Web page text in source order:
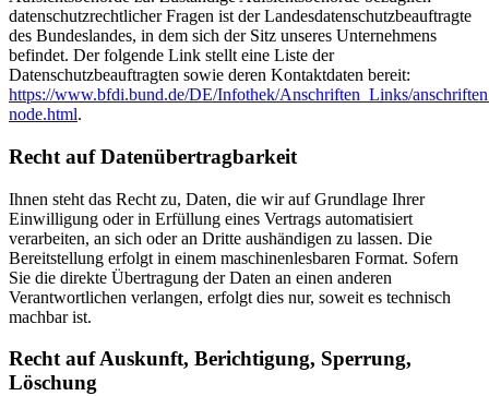
datenschutzrechtlicher Fragen ist der Landesdatenschutzbeauftragte
des Bundeslandes, in dem sich der Sitz unseres Unternehmens
befindet. Der folgende Link stellt eine Liste der
Datenschutzbeauftragten sowie deren Kontaktdaten bereit:
https://www.bfdi.bund.de/DE/Infothek/Anschriften_Links/
node.html.
Recht auf Datenübertragbarkeit
Ihnen steht das Recht zu, Daten, die wir auf Grundlage Ihrer
Einwilligung oder in Erfüllung eines Vertrags automatisiert
verarbeiten, an sich oder an Dritte aushändigen zu lassen. Die
Bereitstellung erfolgt in einem maschinenlesbaren Format. Sofern
Sie die direkte Übertragung der Daten an einen anderen
Verantwortlichen verlangen, erfolgt dies nur, soweit es technisch
machbar ist.
Recht auf Auskunft, Berichtigung, Sperrung,
Löschung